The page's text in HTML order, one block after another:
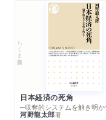
ちくま新書
日本経済の死角
─収奪的システムを解き明か
河野龍太郎著